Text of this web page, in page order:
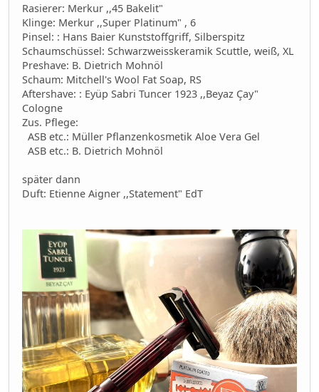
Rasierer: Merkur ,,45 Bakelit"
Klinge: Merkur ,,Super Platinum" , 6
Pinsel: : Hans Baier Kunststoffgriff, Silberspitz
Schaumschüssel: Schwarzweisskeramik Scuttle, weiß, XL
Preshave: B. Dietrich Mohnöl
Schaum: Mitchell's Wool Fat Soap, RS
Aftershave: : Eyüp Sabri Tuncer 1923 ,,Beyaz Çay"
Cologne
Zus. Pflege:
ASB etc.: Müller Pflanzenkosmetik Aloe Vera Gel
ASB etc.: B. Dietrich Mohnöl
später dann
Duft: Etienne Aigner ,,Statement" EdT